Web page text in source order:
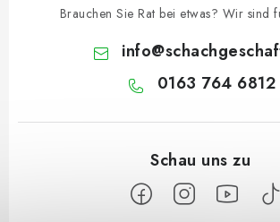
Brauchen Sie Rat bei etwas? Wir sind
info@
0163 764 6812